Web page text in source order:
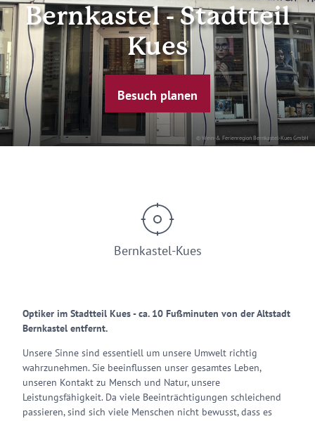
© Wein-& Ferienregion Bernkastel-Kues GmbH
Bernkastel - Stadtteil
Kues
Besuch planen
Bernkastel-Kues
Optiker im Stadtteil Kues - ca. 10 Fußminuten von der Altstadt
Bernkastel entfernt.
Unsere Sinne sind essentiell um unsere Umwelt richtig
wahrzunehmen. Sie beeinflussen unser gesamtes Leben,
unseren Kontakt zu Mensch und Natur, unsere
Leistungsfähigkeit. Da viele Beeinträchtigungen schleichend
passieren, sind sich viele Menschen nicht bewusst, dass es